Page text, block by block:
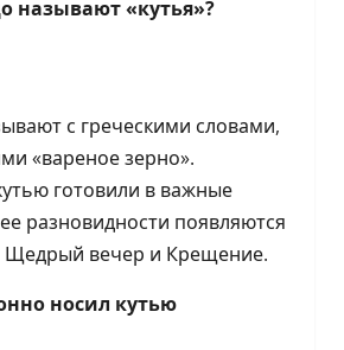
называют «кутья»?
с греческими словами,
«вареное зерно».
готовили в важные
разновидности появляются
Щедрый вечер и Крещение.
носил кутью